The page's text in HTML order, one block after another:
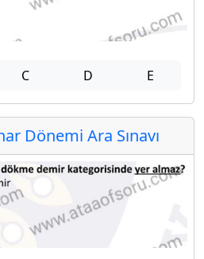
C D E
Dönemi Ara Sınavı